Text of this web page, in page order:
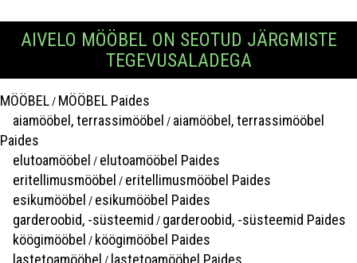
AIVELO MÖÖBEL ON SEOTUD JÄRGMISTE
TEGEVUSALADEGA
MÖÖBEL/ MÖÖBEL Paides
aiamööbel, terrassimööbel / aiamööbel, terrassimööbel
Paides
elutoamööbel / elutoamööbel Paides
eritellimusmööbel / eritellimusmööbel Paides
esikumööbel / esikumööbel Paides
garderoobid, -süsteemid / garderoobid, -süsteemid Paides
köögimööbel / köögimööbel Paides
lastetoamööbel
lastetoamööbel Paides